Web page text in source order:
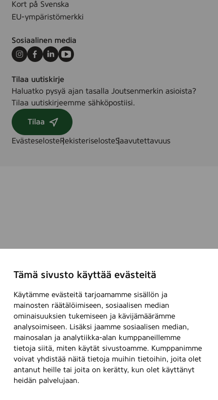
Tämä sivusto käyttää evästeitä
Käytämme evästeitä tarjoamamme sisällön ja
mainosten räätälöimiseen, sosiaalisen median
ominaisuuksien tukemiseen ja kävijämäärämme
analysoimiseen. Lisäksi jaamme sosiaalisen median,
mainosalan ja analytiikka-alan kumppaneillemme
tietoja siitä, miten käytät sivustoamme. Kumppanimme
voivat yhdistää näitä tietoja muihin tietoihin, joita olet
antanut heille tai joita on kerätty, kun olet käyttänyt
heidän palvelujaan.
Kort på Svenska
EU-ympäristömerkki
Sosiaalinen media
Instagram
Facebook
LinkedInYoutube
Tilaa uutiskirje
Haluatko pysyä ajan tasalla Joutsenmerkin asioista?
Tilaa uutiskirjeemme sähköpostiisi.
Tilaa
EvästeselosteRekisteriselosteSaavutettavuus